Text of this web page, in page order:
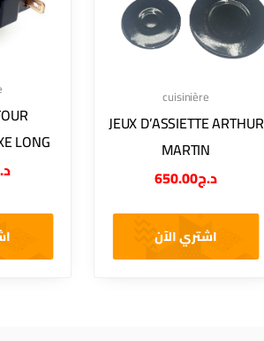
LONG
cuisinière
JEUX D’ASSIETTE ARTHUR
MARTIN
د.ج650.00
اشتري الآن